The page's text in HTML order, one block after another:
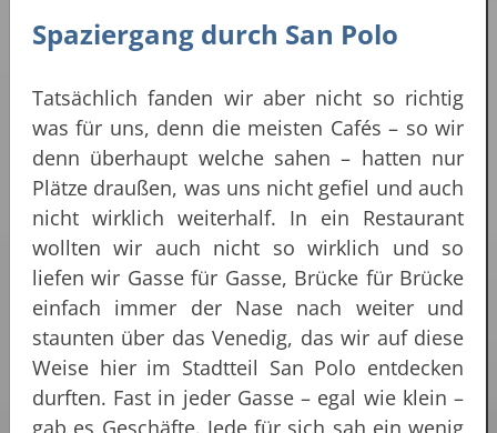
Spaziergang durch San Polo
Tatsächlich fanden wir aber nicht so richtig
was für uns, denn die meisten Cafés – so wir
denn überhaupt welche sahen – hatten nur
Plätze draußen, was uns nicht gefiel und auch
nicht wirklich weiterhalf. In ein Restaurant
wollten wir auch nicht so wirklich und so
liefen wir Gasse für Gasse, Brücke für Brücke
einfach immer der Nase nach weiter und
staunten über das Venedig, das wir auf diese
Weise hier im Stadtteil San Polo entdecken
durften. Fast in jeder Gasse – egal wie klein –
gab es Geschäfte. Jede für sich sah ein wenig